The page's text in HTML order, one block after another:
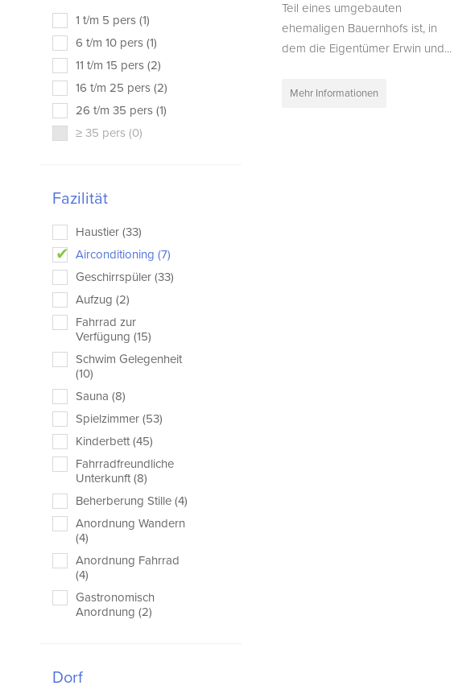
1 t/m 5 pers (1)
6 t/m 10 pers (1)
11 t/m 15 pers (2)
16 t/m 25 pers (2)
26 t/m 35 pers (1)
≥ 35 pers (0)
Fazilität
Haustier (33)
Airconditioning (7)
Geschirrspüler (33)
Aufzug (2)
Fahrrad zur
Verfügung (15)
Schwim Gelegenheit
(10)
Sauna (8)
Spielzimmer (53)
Kinderbett (45)
Fahrradfreundliche
Unterkunft (8)
Beherberung Stille (4)
Anordnung Wandern
(4)
Anordnung Fahrrad
(4)
Gastronomisch
Anordnung (2)
Dorf
Teil eines umgebauten
ehemaligen Bauernhofs ist, in
dem die Eigentümer Erwin und...
Mehr Informationen